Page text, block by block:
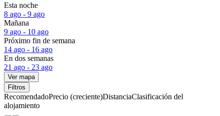
Esta noche
8 ago - 9 ago
Mañana
9 ago - 10 ago
Próximo fin de semana
14 ago - 16 ago
En dos semanas
21 ago - 23 ago
Ver mapa
Filtros
RecomendadoPrecio (creciente)DistanciaClasificación del
alojamiento